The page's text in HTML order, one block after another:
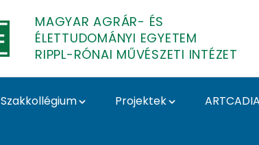
MAGYAR AGRÁR- ÉS
ÉLETTUDOMÁNYI EGYETEM
RIPPL-RÓNAI MŰVÉSZETI INTÉZET
Szakkollégium Projektek